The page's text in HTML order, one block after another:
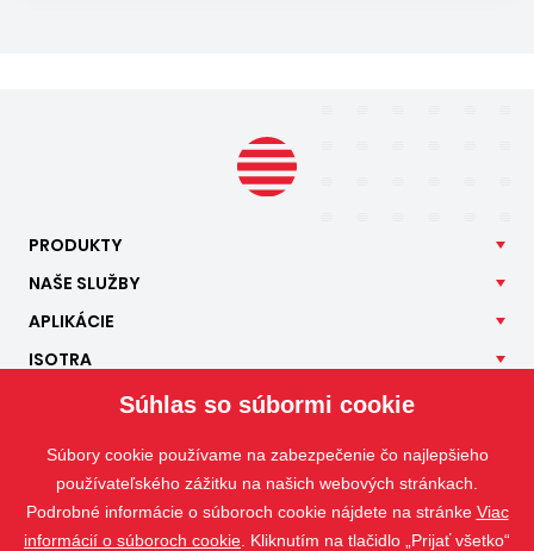
PRODUKTY
NAŠE SLUŽBY
APLIKÁCIE
ISOTRA
Súhlas so súbormi cookie
Súbory cookie používame na zabezpečenie čo najlepšieho
používateľského zážitku na našich webových stránkach.
Podrobné informácie o súboroch cookie nájdete na stránke Viac
informácií o súboroch cookie . Kliknutím na tlačidlo „Prijať všetko“